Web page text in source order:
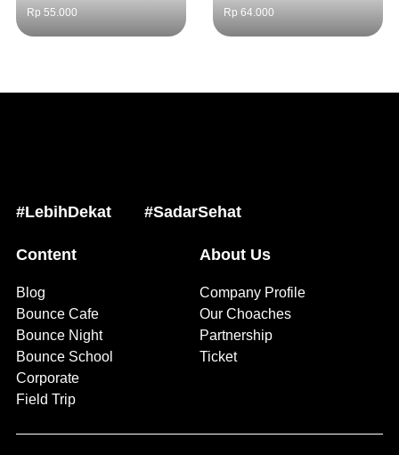
Rp 55.000 Rp 64.000
#LebihDekat #SadarSehat
Content
Blog
Bounce Cafe
Bounce Night
Bounce School
Corporate
Field Trip
About Us
Company Profile
Our Choaches
Partnership
Ticket